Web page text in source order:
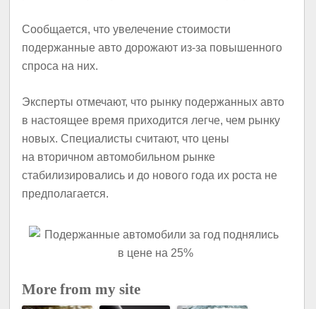
Сообщается, что увелечение стоимости
подержанные авто дорожают из-за повышенного
спроса на них.
Эксперты отмечают, что рынку подержанных авто
в настоящее время приходится легче, чем рынку
новых. Специалисты считают, что цены
на вторичном автомобильном рынке
стабилизировались и до нового года их роста не
предполагается.
More from my site